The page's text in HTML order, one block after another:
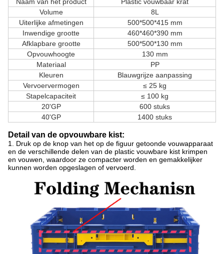
Volume
8L
Uiterlijke afmetingen
500*500*415 mm
Inwendige grootte
460*460*390 mm
Afklapbare grootte
500*500*130 mm
Opvouwhoogte
130 mm
Materiaal
PP
Kleuren
Blauwgrijze aanpassing
Vervoervermogen
≤ 25 kg
Stapelcapaciteit
≤ 100 kg
20'GP
600 stuks
40'GP
1400 stuks
Detail van de opvouwbare kist:
1
. Druk op de knop van het op de figuur getoonde vouwapparaat
en de verschillende delen van de plastic vouwbare kist krimpen
en vouwen, waardoor ze compacter worden en gemakkelijker
kunnen worden opgeslagen of vervoerd.